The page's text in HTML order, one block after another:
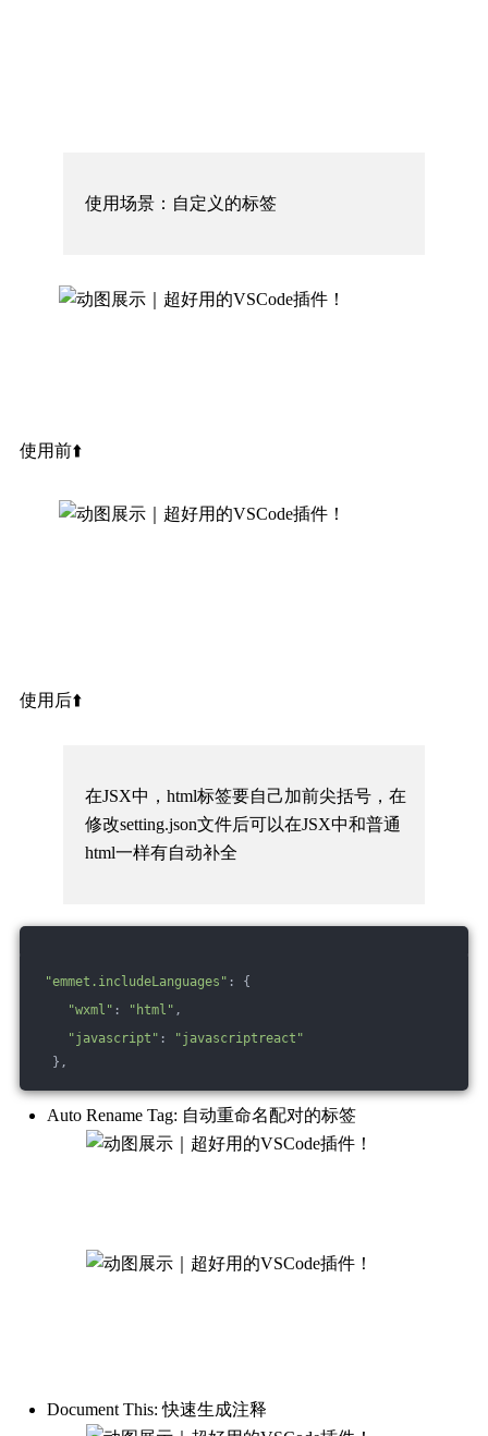
使用场景：自定义的标签
使用前⬆️
使用后⬆️
在JSX中，html标签要自己加前尖括号，在
修改setting.json文件后可以在JSX中和普通
html一样有自动补全
"emmet.includeLanguages" : {
"wxml" : "html" ,
"javascript" :
"javascriptreact"
},
Auto Rename Tag: 自动重命名配对的标签
Document This: 快速生成注释